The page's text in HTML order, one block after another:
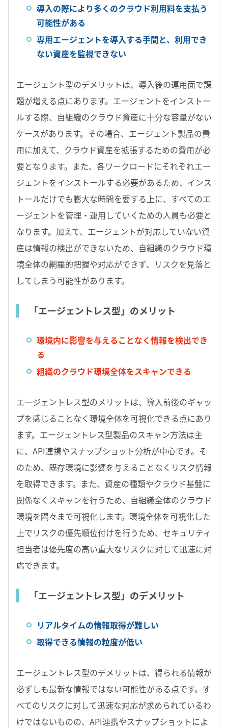
導入の際により多くのクラウド利用料を支払う
可能性がある
専用エージェントを導入する手間と、利用でき
ない資産を監視できない
エージェント型のデメリットは、導入後の運用面で課
題が増える点にあります。エージェントをインストー
ルする際、自組織のクラウド資産に十分な容量がない
ケースがあります。その場合、エージェント製品の費
用に加えて、クラウド資産を拡張するための費用が必
要となります。また、各ワークロードにそれぞれエー
ジェントをインストールする必要があるため、インス
トールだけでも膨大な時間を要する上に、すべてのエ
ージェントを管理・運用していくための人員も必要と
なります。加えて、エージェントが対応していない資
産は情報の検出ができないため、自組織のクラウド環
境全体の網羅的把握や対応ができず、リスクを見落と
してしまう可能性があります。
「エージェントレス型」のメリット
環境内に影響を与えることなく情報を検出でき
る
組織のクラウド環境全体をスキャンできる
エージェントレス型のメリットは、導入前後のギャッ
プを感じることなく環境全体を可視化できる点にあり
ます。エージェントレス型製品のスキャン方法は主
に、API連携やスナップショット分析が中心です。そ
のため、既存環境に影響を与えることなくリスク情報
を取得できます。また、資産の種類やクラウド基盤に
関係なくスキャンを行うため、自組織全体のクラウド
環境を隅々まで可視化します。環境全体を可視化した
上でリスクの優先順位付けを行うため、セキュリティ
担当者は優先度の高い重大なリスクに対して迅速に対
応できます。
「エージェントレス型」のデメリット
リアルタイムの情報取得が難しい
取得できる情報の粒度が低い
エージェントレス型のデメリットは、得られる情報が
必ずしも最新な情報ではない可能性がある点です。す
べてのリスクに対して迅速な対応が求められているわ
けではないものの、API連携やスナップショットによ